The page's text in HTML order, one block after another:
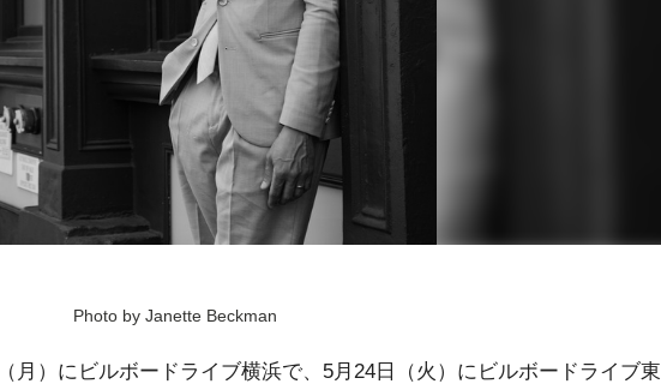
Photo by Janette Beckman
月）にビルボードライブ横浜で、5月24日（火）にビルボードライブ東